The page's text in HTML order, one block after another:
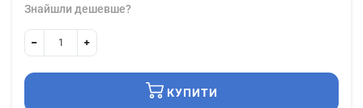
Знайшли дешевше?
КУПИТИ